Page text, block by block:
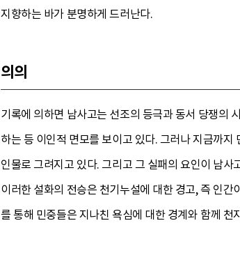
지향하는 바가 분명하게 드러난다.
의의
기록에 의하면 남사고는 선조의 등극과 동서 당쟁의
하는 등 이인적 면모를 보이고 있다. 그러나 지금까
인물로 그려지고 있다. 그리고 그 실패의 요인이 남
이러한 설화의 전승은 천기누설에 대한 경고, 즉 인
를 통해 민중들은 지나친 욕심에 대한 경계와 함께